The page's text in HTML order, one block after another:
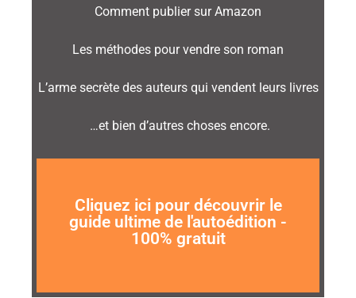
Comment publier sur Amazon
Les méthodes pour vendre son roman
L’arme secrète des auteurs qui vendent leurs livres
…et bien d’autres choses encore.
Cliquez ici pour découvrir le
guide ultime de l'autoédition -
100% gratuit
SANS SPAM
Je veux ma formation maintenant!